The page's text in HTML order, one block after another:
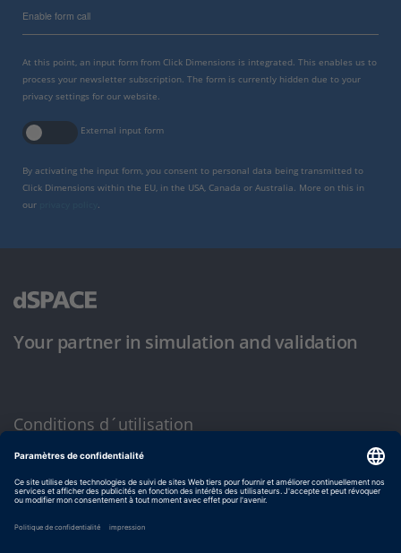
Enable form call
At this point, an input form from Click Dimensions is integrated. This enables us to
process your newsletter subscription. The form is currently hidden due to your
privacy settings for our website.
External input form
By activating the input form, you consent to personal data being transmitted to
Click Dimensions within the EU, in the USA, Canada or Australia. More on this in
our
Your partner in simulation and validation
Conditions d´utilisation
Politique de confidentialité
Mentions légales et conditions générales